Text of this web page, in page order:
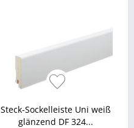
Steck-Sockelleiste Uni weiß
glänzend DF 324...